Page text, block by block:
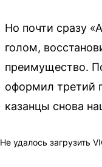
Но почти сразу
голом,
преимущество.
оформил третий
казанцы снова
Не удалось загрузить